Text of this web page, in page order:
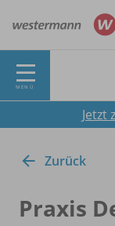
MENÜ
Jetzt
Zurück
Praxis